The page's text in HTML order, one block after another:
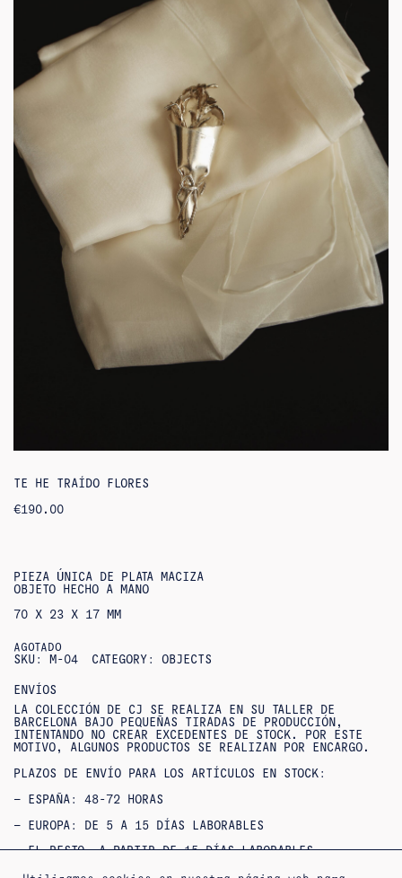
TE HE TRAÍDO FLORES
€190.00
PIEZA ÚNICA DE PLATA MACIZA
OBJETO HECHO A MANO
70 X 23 X 17 MM
AGOTADO
SKU: M-04 CATEGORY: OBJECTS
ENVÍOS
LA COLECCIÓN DE CJ SE REALIZA EN SU TALLER DE
BARCELONA BAJO PEQUEÑAS TIRADAS DE PRODUCCIÓN,
INTENTANDO NO CREAR EXCEDENTES DE STOCK. POR ESTE
MOTIVO, ALGUNOS PRODUCTOS SE REALIZAN POR ENCARGO.
PLAZOS DE ENVÍO PARA LOS ARTÍCULOS EN STOCK:
– ESPAÑA: 48-72 HORAS
– EUROPA: DE 5 A 15 DÍAS LABORABLES
– EL RESTO, A PARTIR DE 15 DÍAS LABORABLES